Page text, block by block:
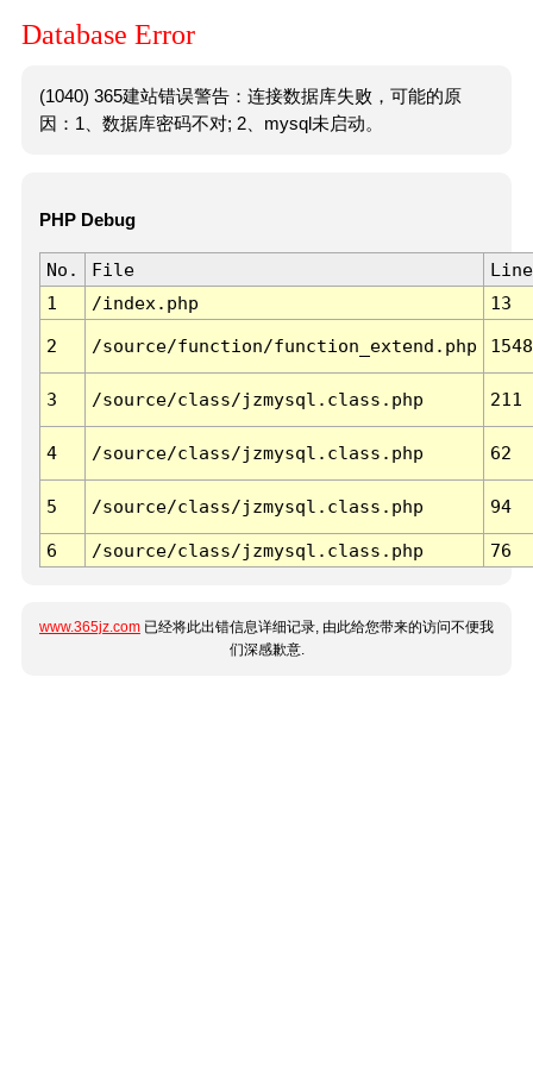
Database Error
(1040) 365建站错误警告：连接数据库失败，可能的原
因：1、数据库密码不对; 2、mysql未启动。
PHP Debug
No. File
Line
1
/index.php 13
2 /source/function/function_extend.php 1548
3 /source/class/jzmysql.class.php 211
4 /source/class/jzmysql.class.php 62
5 /source/class/jzmysql.class.php 94
6 /source/class/jzmysql.class.php 76
www.365jz.com 已经将此出错信息详细记录, 由此给您带来的访问不便我
们深感歉意.